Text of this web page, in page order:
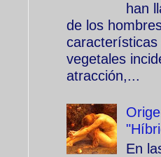
han
de los
vegetales
atracción,...
En